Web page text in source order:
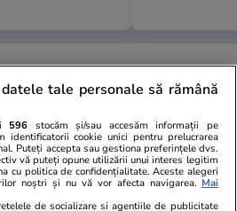
S.O.S. și
în
care
tale personale să rămână
596 stocăm și/sau accesăm informații pe
identificatorii cookie unici pentru prelucrarea
Puteți accepta sau gestiona preferințele dvs.
vă puteți opune utilizării unui interes legitim
cu politica de confidențialitate. Aceste alegeri
noștri și nu vă vor afecta navigarea. Mai
de socializare si agentiile de publicitate